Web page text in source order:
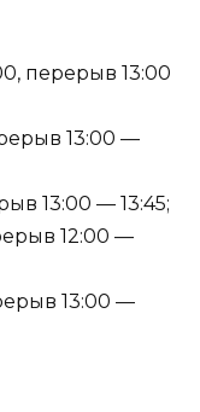
перерыв 13:00
13:00 —
13:00 — 13:45;
12:00 —
13:00 —